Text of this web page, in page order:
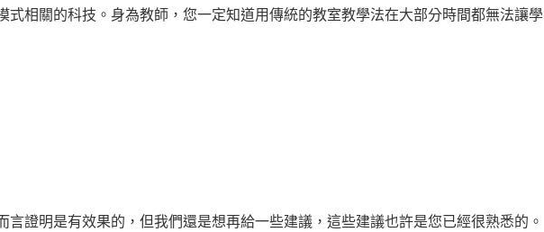
式相關的科技。身為教師，您一定知道用傳統的教室教學法在大部分時間都無法讓學
言證明是有效果的，但我們還是想再給一些建議，這些建議也許是您已經很熟悉的。